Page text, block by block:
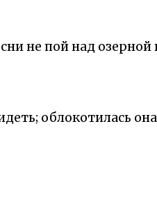
не пой над озерной
облокотилась она